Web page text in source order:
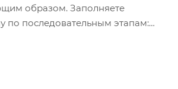
образом. Заполняете
по последовательным этапам:
заказ».